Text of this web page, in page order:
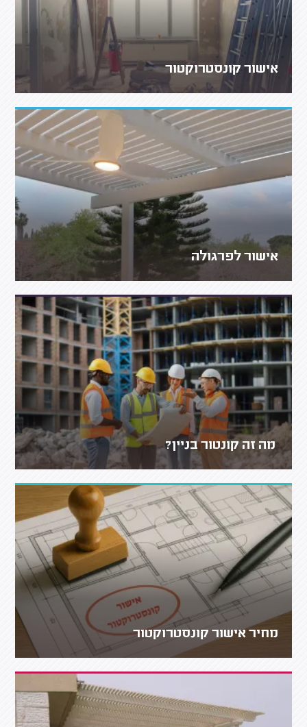
אישור קונסטרוקטור
אישור לפרגולה
מה זה קונטור בניין?
מחיר אישור קונסטרוקטור